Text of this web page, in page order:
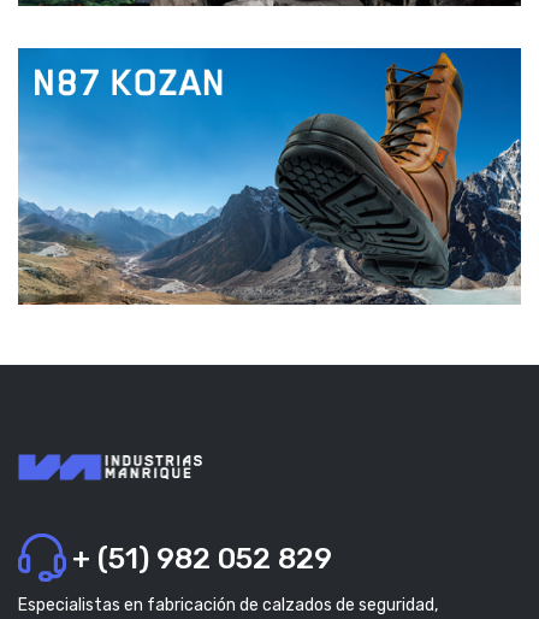
+ (51) 982 052 829
Especialistas en fabricación de calzados de seguridad,